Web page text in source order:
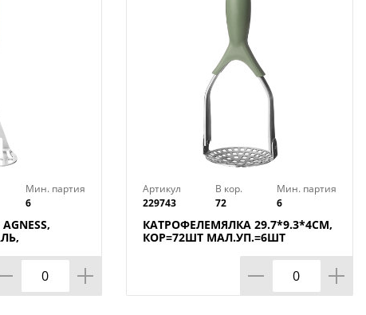
Мин. партия
6
Артикул
229743
В кор.
72
Мин. партия
6
КАТРОФЕЛЕМЯЛКА 29.7*9.3*4СМ,
КОР=72ШТ МАЛ.УП.=6ШТ